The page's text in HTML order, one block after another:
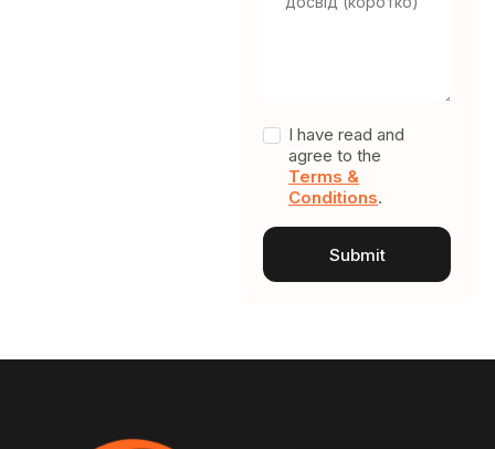
I have read and
agree to the
Terms &
Conditions.
e